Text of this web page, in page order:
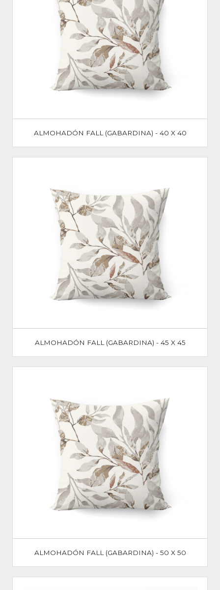
ALMOHADÓN FALL (GABARDINA) - 40 X 40
ALMOHADÓN FALL (GABARDINA) - 45 X 45
ALMOHADÓN FALL (GABARDINA) - 50 X 50